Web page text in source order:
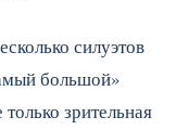
силуэтов
большой»
зрительная